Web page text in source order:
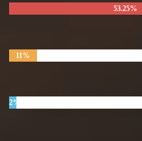
53.25%
11%
2%